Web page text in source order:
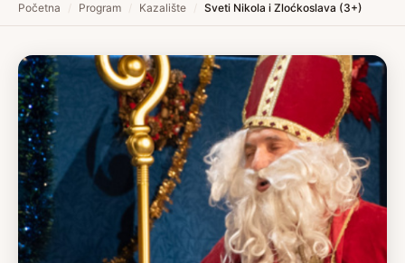
Početna Program Kazalište Sveti Nikola i Zloćkoslava (3+)